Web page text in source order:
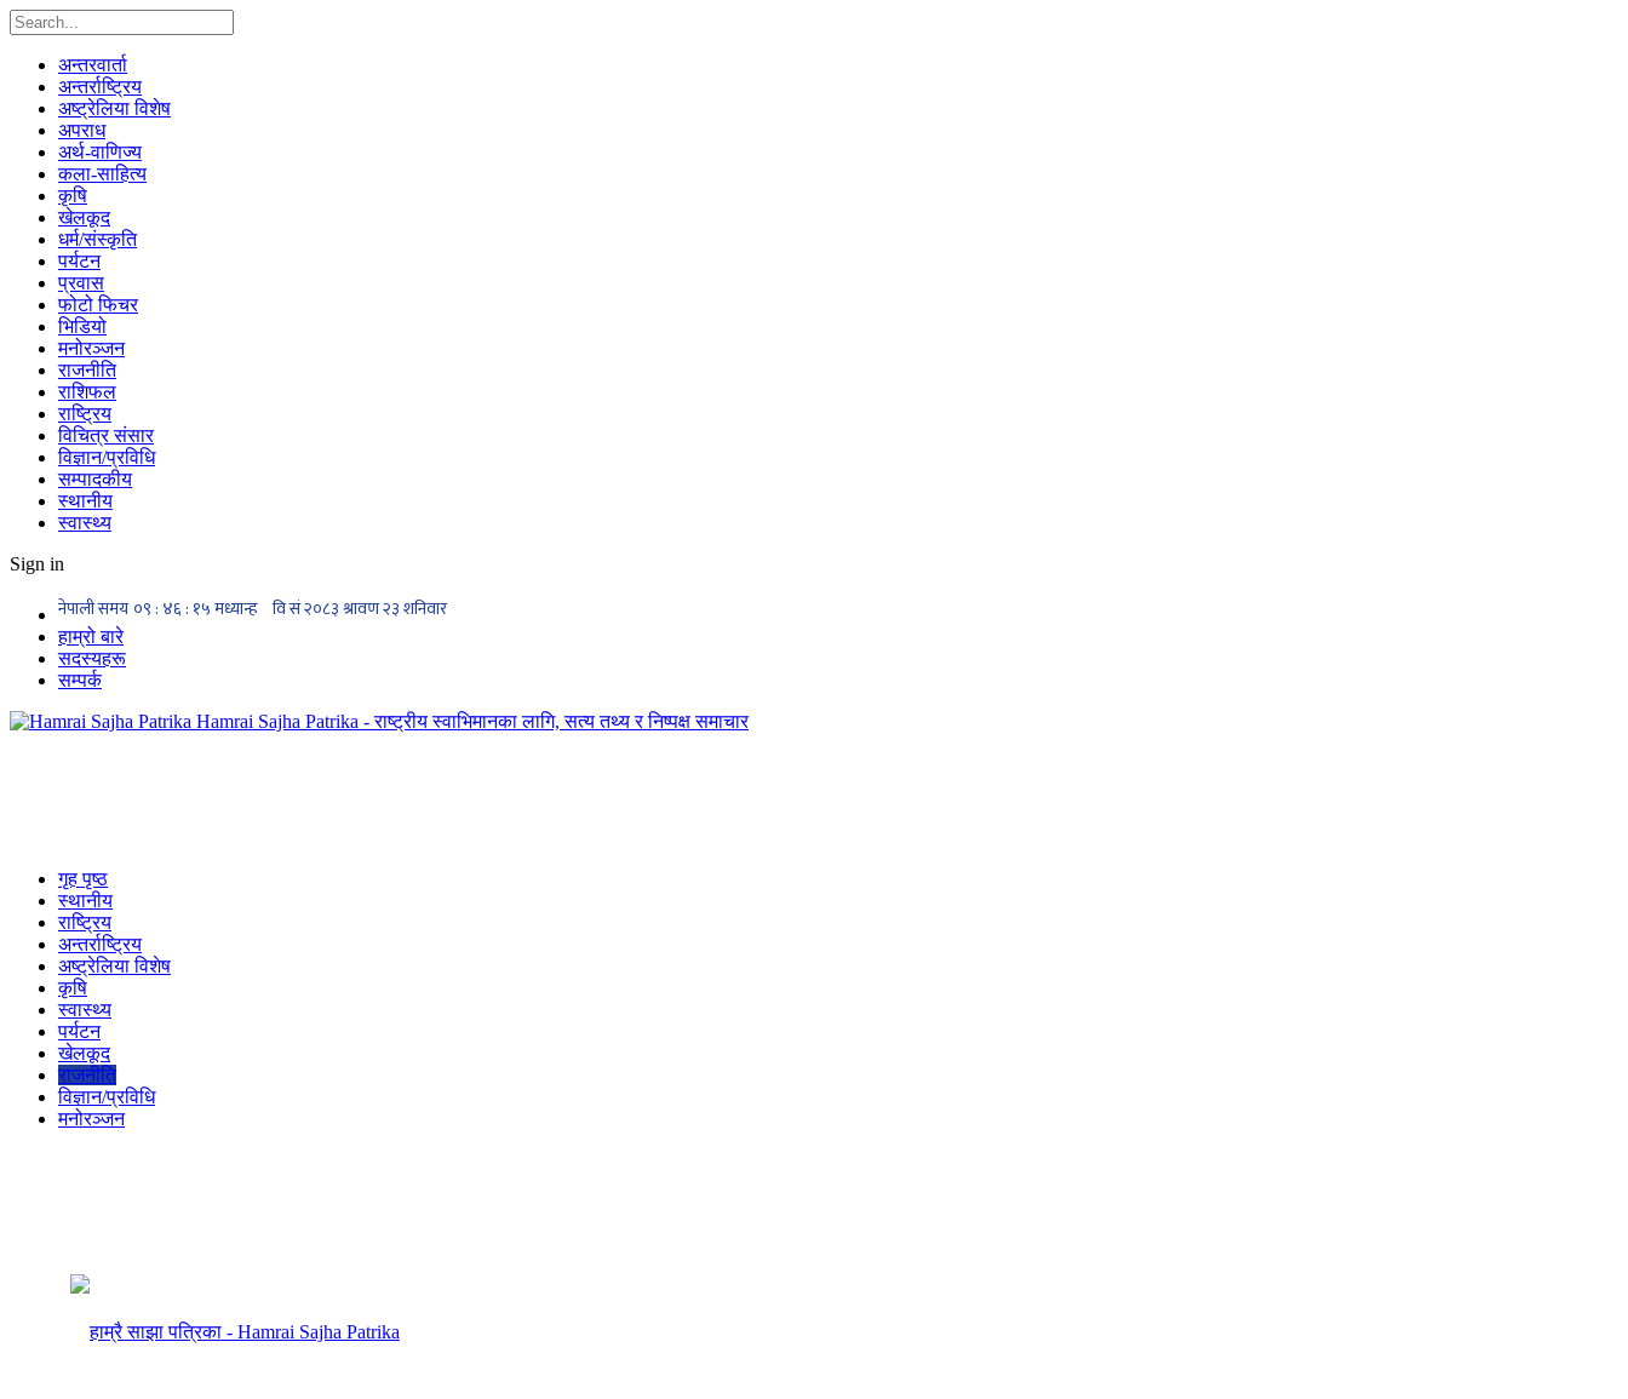
अन्तरवार्ता
अन्तर्राष्ट्रिय
अष्ट्रेलिया विशेष
अपराध
अर्थ-वाणिज्य
कला-साहित्य
कृषि
खेलकूद
धर्म/संस्कृति
पर्यटन
प्रवास
फोटो फिचर
भिडियो
मनोरञ्जन
राजनीति
राशिफल
राष्ट्रिय
विचित्र संसार
विज्ञान/प्रविधि
सम्पादकीय
स्थानीय
स्वास्थ्य
Sign in
हाम्रो बारे
सदस्यहरू
सम्पर्क
Hamrai Sajha Patrika - राष्ट्रीय स्वाभिमानका लागि, सत्य तथ्य र निष्पक्ष समाचार
गृह पृष्ठ
स्थानीय
राष्ट्रिय
अन्तर्राष्ट्रिय
अष्ट्रेलिया विशेष
कृषि
स्वास्थ्य
पर्यटन
खेलकूद
राजनीति
विज्ञान/प्रविधि
मनोरञ्जन